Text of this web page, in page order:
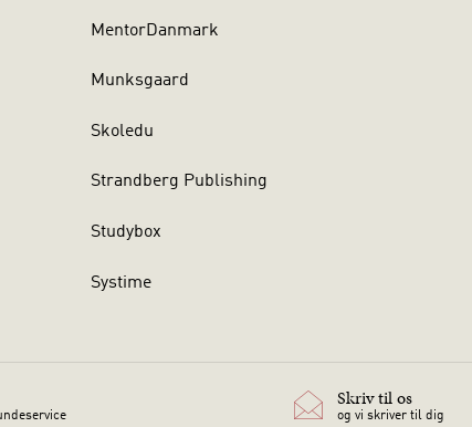
MentorDanmark
Munksgaard
Skoledu
Strandberg Publishing
Studybox
Systime
Skriv til os
og vi skriver til dig